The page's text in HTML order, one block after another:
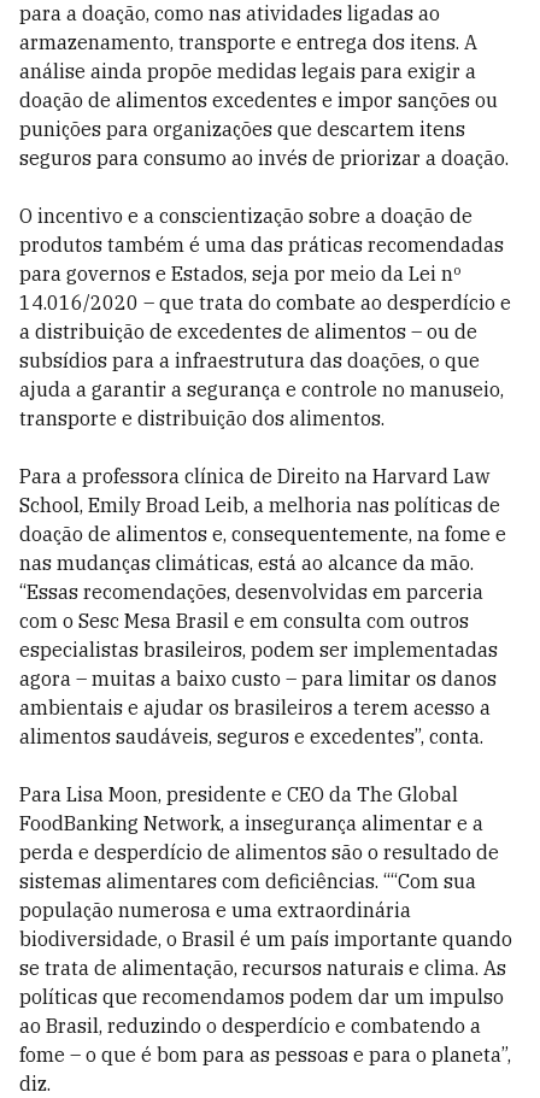
para a doação, como nas atividades ligadas ao
armazenamento, transporte e entrega dos itens. A
análise ainda propõe medidas legais para exigir a
doação de alimentos excedentes e impor sanções ou
punições para organizações que descartem itens
seguros para consumo ao invés de priorizar a doação.
O incentivo e a conscientização sobre a doação de
produtos também é uma das práticas recomendadas
para governos e Estados, seja por meio da Lei nº
14.016/2020 – que trata do combate ao desperdício e
a distribuição de excedentes de alimentos – ou de
subsídios para a infraestrutura das doações, o que
ajuda a garantir a segurança e controle no manuseio,
transporte e distribuição dos alimentos.
Para a professora clínica de Direito na Harvard Law
School, Emily Broad Leib, a melhoria nas políticas de
doação de alimentos e, consequentemente, na fome e
nas mudanças climáticas, está ao alcance da mão.
“Essas recomendações, desenvolvidas em parceria
com o Sesc Mesa Brasil e em consulta com outros
especialistas brasileiros, podem ser implementadas
agora – muitas a baixo custo – para limitar os danos
ambientais e ajudar os brasileiros a terem acesso a
alimentos saudáveis, seguros e excedentes”, conta.
Para Lisa Moon, presidente e CEO da The Global
FoodBanking Network, a insegurança alimentar e a
perda e desperdício de alimentos são o resultado de
sistemas alimentares com deficiências. ““Com sua
população numerosa e uma extraordinária
biodiversidade, o Brasil é um país importante quando
se trata de alimentação, recursos naturais e clima. As
políticas que recomendamos podem dar um impulso
ao Brasil, reduzindo o desperdício e combatendo a
fome – o que é bom para as pessoas e para o planeta”,
diz.